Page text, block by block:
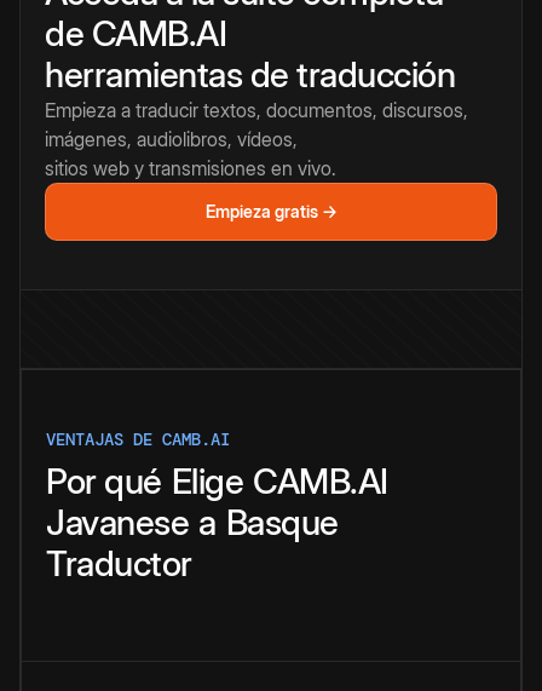
de CAMB.AI
herramientas de traducción
Empieza a traducir textos, documentos, discursos,
imágenes, audiolibros, vídeos,
sitios web y transmisiones en vivo.
Empieza gratis →
VENTAJAS DE CAMB.AI
Por qué Elige CAMB.AI
Javanese a Basque
Traductor